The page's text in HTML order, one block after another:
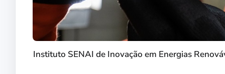
Instituto SENAI de Inovação em Energias